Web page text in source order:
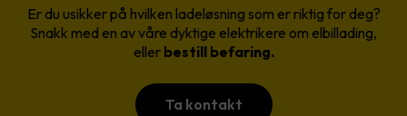
Er du usikker på hvilken ladeløsning som er riktig for deg?
Snakk med en av våre dyktige elektrikere om elbillading,
eller bestill befaring.
Ta kontakt